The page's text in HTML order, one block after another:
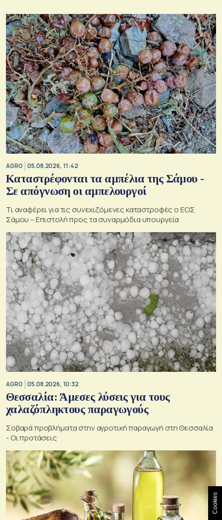
AGRO 05.08.2026, 11:42
Καταστρέφονται τα αμπέλια της Σάμου -
Σε απόγνωση οι αμπελουργοί
Τι αναφέρει για τις συνεχιζόμενες καταστροφές ο ΕΟΣ
Σάμου – Επιστολή προς τα συναρμόδια υπουργεία
AGRO 05.08.2026, 10:32
Θεσσαλία: Άμεσες λύσεις για τους
χαλαζόπληκτους παραγωγούς
Σοβαρά προβλήματα στην αγροτική παραγωγή στη Θεσσαλία
- Οι προτάσεις
Cookies